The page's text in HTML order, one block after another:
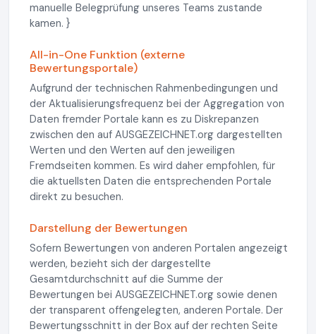
manuelle Belegprüfung unseres Teams zustande
kamen. }
All-in-One Funktion (externe
Bewertungsportale)
Aufgrund der technischen Rahmenbedingungen und
der Aktualisierungsfrequenz bei der Aggregation von
Daten fremder Portale kann es zu Diskrepanzen
zwischen den auf AUSGEZEICHNET.org dargestellten
Werten und den Werten auf den jeweiligen
Fremdseiten kommen. Es wird daher empfohlen, für
die aktuellsten Daten die entsprechenden Portale
direkt zu besuchen.
Darstellung der Bewertungen
Sofern Bewertungen von anderen Portalen angezeigt
werden, bezieht sich der dargestellte
Gesamtdurchschnitt auf die Summe der
Bewertungen bei AUSGEZEICHNET.org sowie denen
der transparent offengelegten, anderen Portale. Der
Bewertungsschnitt in der Box auf der rechten Seite